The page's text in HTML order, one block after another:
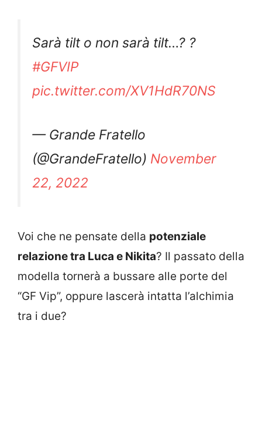
Sarà tilt o non sarà tilt…? ?
#GFVIP
pic.twitter.com/XV1HdR70NS
— Grande Fratello
(@GrandeFratello) November
22, 2022
Voi che ne pensate della potenziale
relazione tra Luca e Nikita? Il passato della
modella tornerà a bussare alle porte del
“GF Vip”, oppure lascerà intatta l’alchimia
tra i due?